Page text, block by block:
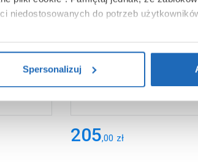
niedostosowanych do potrzeb
cookie, kliknij „Ustawienia plików
Spersonalizuj
205,00 zł